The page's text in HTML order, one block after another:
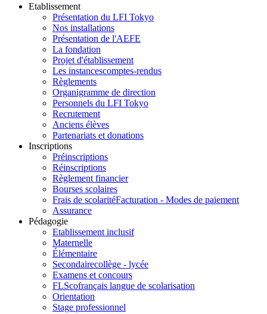
Etablissement
Présentation du LFI Tokyo
Nos installations
Présentation de l'AEFE
La fondation
Projet d'établissement
Les instancescomptes-rendus
Règlements
Organigramme de direction
Personnels du LFI Tokyo
Recrutement
Anciens élèves
Partenariats et donations
Inscriptions
Préinscriptions
Réinscriptions
Règlement financier
Bourses scolaires
Frais de scolaritéFacturation - Modes de paiement
Assurance
Pédagogie
Etablissement inclusif
Maternelle
Élémentaire
Secondairecollège - lycée
Examens et concours
FLScofrançais langue de scolarisation
Orientation
Stage professionnel